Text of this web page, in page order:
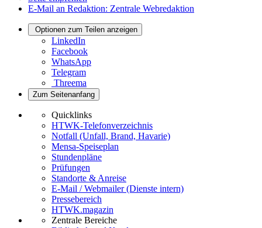
E-Mail an Redaktion: Zentrale Webredaktion
Optionen zum Teilen anzeigen
LinkedIn
Facebook
WhatsApp
Telegram
Threema
Zum Seitenanfang
Quicklinks
HTWK-Telefonverzeichnis
Notfall (Unfall, Brand, Havarie)
Mensa-Speiseplan
Stundenpläne
Prüfungen
Standorte & Anreise
E-Mail / Webmailer (Dienste intern)
Pressebereich
HTWK.magazin
Zentrale Bereiche